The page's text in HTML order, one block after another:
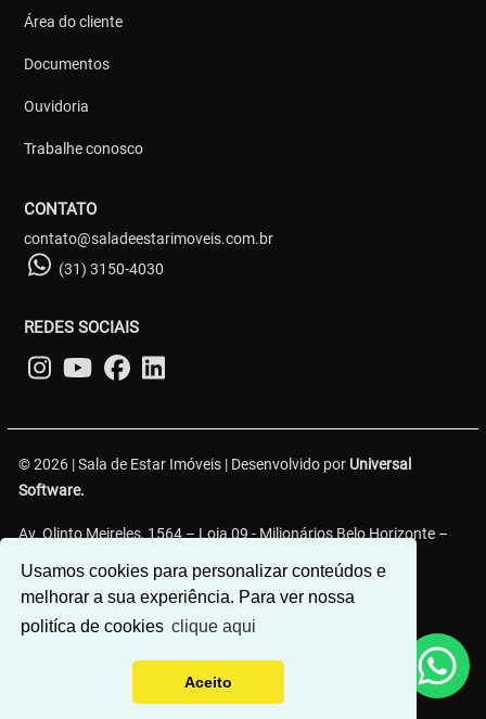
Usamos cookies para personalizar conteúdos e
melhorar a sua experiência. Para ver nossa
politíca de cookies clique aqui
Aceito
Área do cliente
Documentos
Ouvidoria
Trabalhe conosco
CONTATO
contato@saladeestarimoveis.com.br
(31) 3150-4030
REDES SOCIAIS
© 2026 | Sala de Estar Imóveis | Desenvolvido por Universal
Software.
Av. Olinto Meireles, 1564 – Loja 09 - Milionários Belo Horizonte –